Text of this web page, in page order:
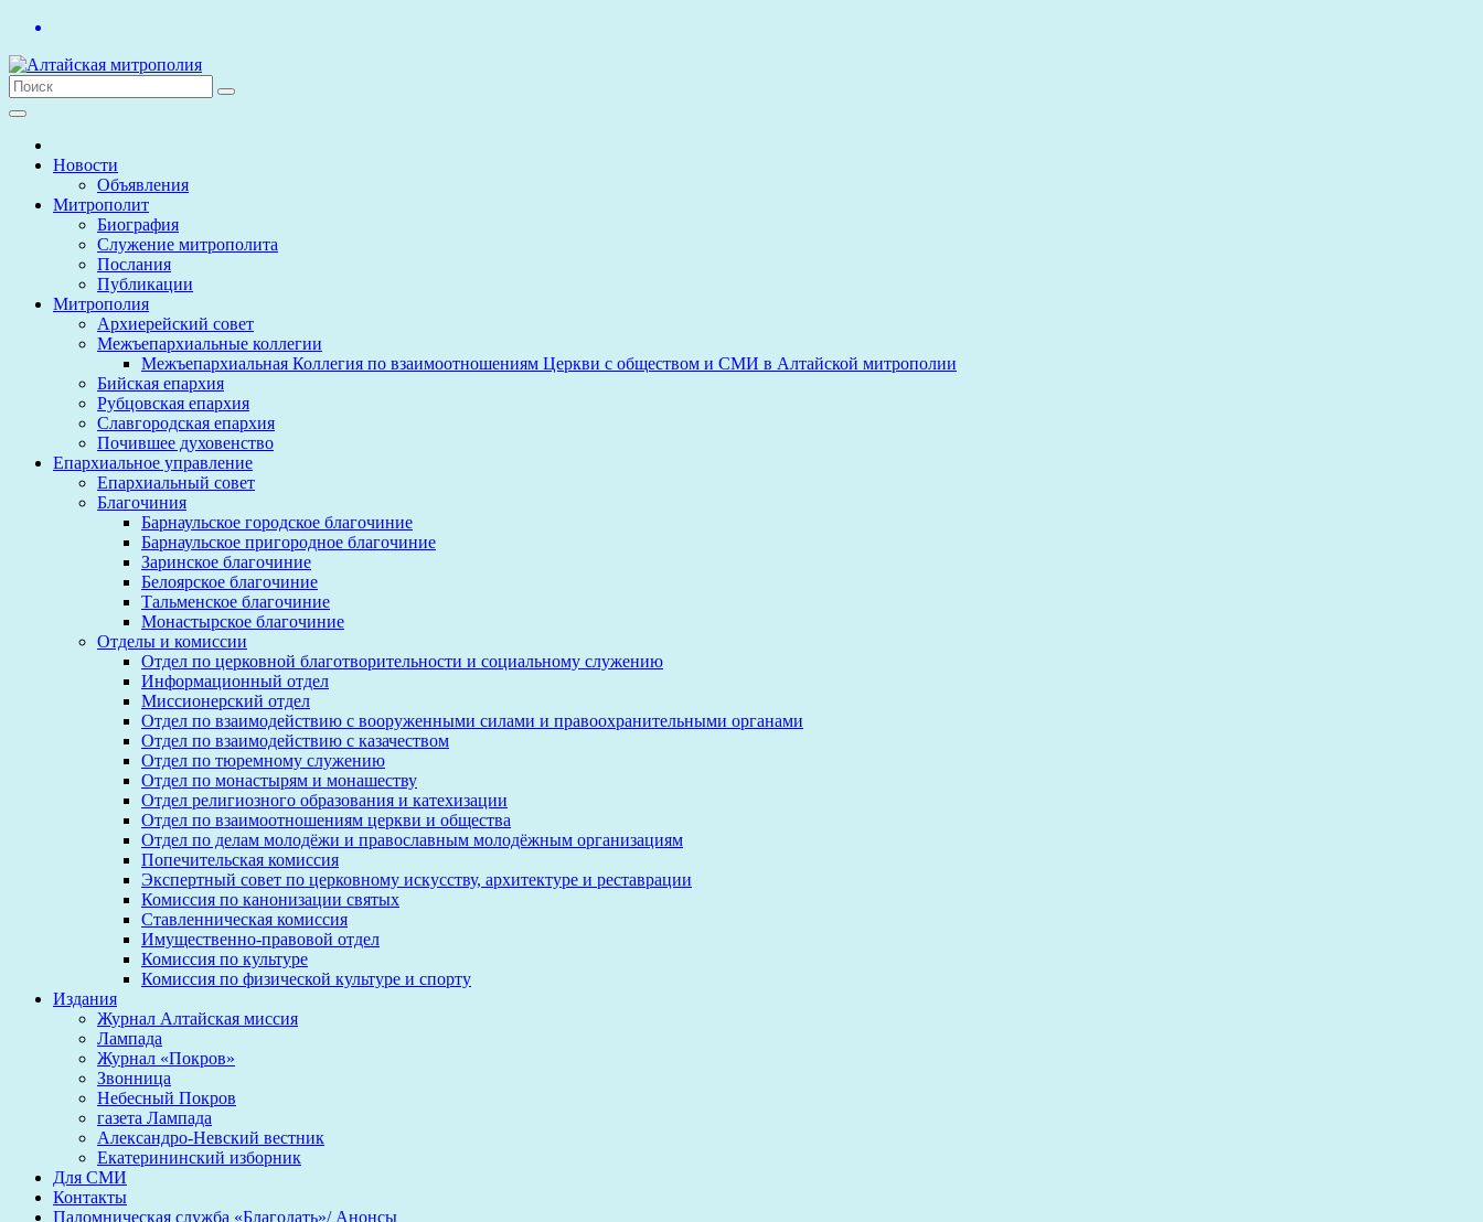
Перейти
содержимому
Новости
Объявления
Митрополит
Биография
Служение митрополита
Послания
Публикации
Митрополия
Архиерейский совет
Межъепархиальные коллегии
Межъепархиальная Коллегия по взаимоотношениям Церкви с обществом и СМИ в Алтайской митрополии
Бийская епархия
Рубцовская епархия
Славгородская епархия
Почившее духовенство
Епархиальное управление
Епархиальный совет
Благочиния
Барнаульское городское благочиние
Барнаульское пригородное благочиние
Заринское благочиние
Белоярское благочиние
Тальменское благочиние
Монастырское благочиние
Отделы и комиссии
Отдел по церковной благотворительности и социальному служению
Информационный отдел
Миссионерский отдел
Отдел по взаимодействию с вооруженными силами и правоохранительными органами
Отдел по взаимодействию с казачеством
Отдел по тюремному служению
Отдел по монастырям и монашеству
Отдел религиозного образования и катехизации
Отдел по взаимоотношениям церкви и общества
Отдел по делам молодёжи и православным молодёжным организациям
Попечительская комиссия
Экспертный совет по церковному искусству, архитектуре и реставрации
Комиссия по канонизации святых
Ставленническая комиссия
Имущественно-правовой отдел
Комиссия по культуре
Комиссия по физической культуре и спорту
Издания
Журнал Алтайская миссия
Лампада
Журнал «Покров»
Звонница
Небесный Покров
газета Лампада
Александро-Невский вестник
Екатерининский изборник
Для СМИ
Контакты
Паломническая служба «Благодать»/ Анонсы